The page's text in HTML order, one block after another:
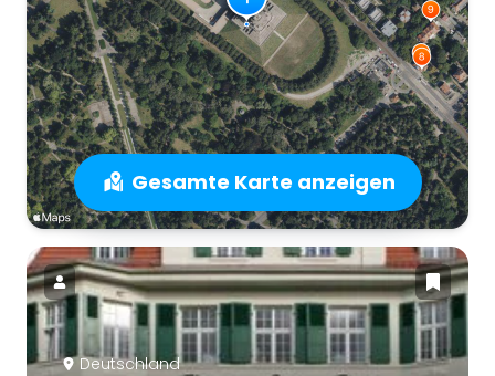
Gesamte Karte anzeigen
Deutschland